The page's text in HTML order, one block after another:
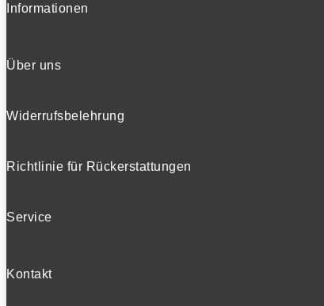
Informationen
Über uns
Widerrufsbelehrung
Richtlinie für Rückerstattungen
Service
Kontakt